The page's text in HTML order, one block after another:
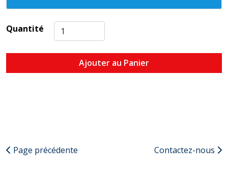
Quantité
Ajouter au Panier
Page précédente Contactez-nous